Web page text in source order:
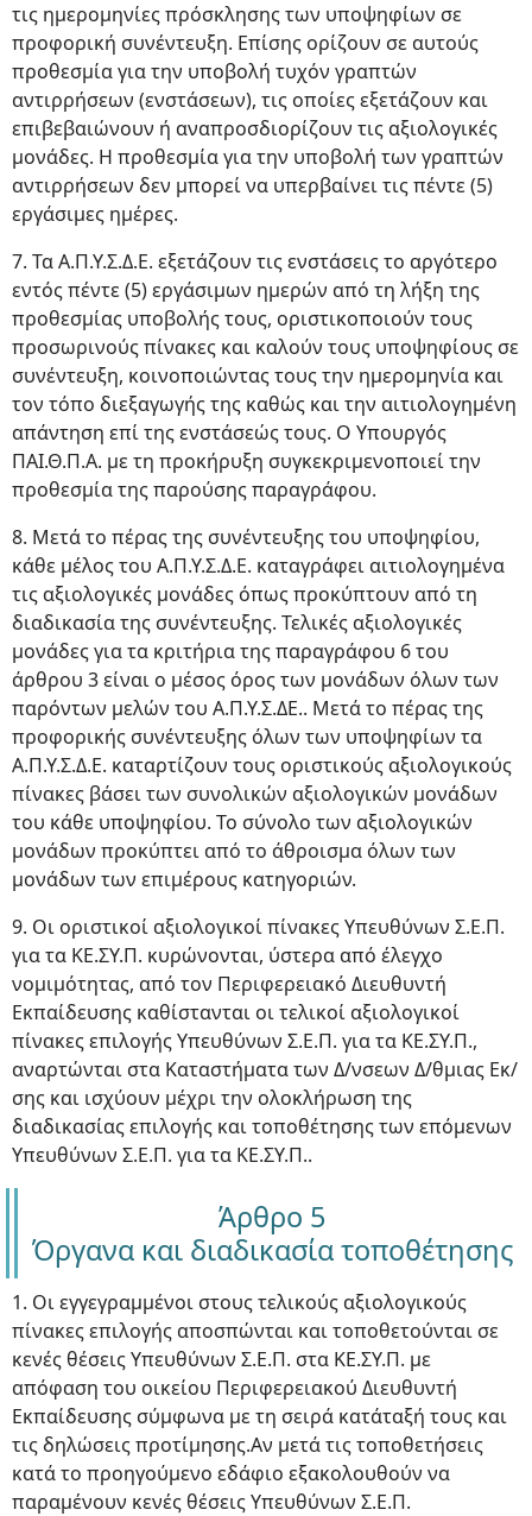
τις ημερομηνίες πρόσκλησης των υποψηφίων σε
προφορική συνέντευξη. Επίσης ορίζουν σε αυτούς
προθεσμία για την υποβολή τυχόν γραπτών
αντιρρήσεων (ενστάσεων), τις οποίες εξετάζουν και
επιβεβαιώνουν ή αναπροσδιορίζουν τις αξιολογικές
μονάδες. Η προθεσμία για την υποβολή των γραπτών
αντιρρήσεων δεν μπορεί να υπερβαίνει τις πέντε (5)
εργάσιμες ημέρες.
7. Τα Α.Π.Υ.Σ.Δ.Ε. εξετάζουν τις ενστάσεις το αργότερο
εντός πέντε (5) εργάσιμων ημερών από τη λήξη της
προθεσμίας υποβολής τους, οριστικοποιούν τους
προσωρινούς πίνακες και καλούν τους υποψηφίους σε
συνέντευξη, κοινοποιώντας τους την ημερομηνία και
τον τόπο διεξαγωγής της καθώς και την αιτιολογημένη
απάντηση επί της ενστάσεώς τους. Ο Υπουργός
ΠΑΙ.Θ.Π.Α. με τη προκήρυξη συγκεκριμενοποιεί την
προθεσμία της παρούσης παραγράφου.
8. Μετά το πέρας της συνέντευξης του υποψηφίου,
κάθε μέλος του Α.Π.Υ.Σ.Δ.Ε. καταγράφει αιτιολογημένα
τις αξιολογικές μονάδες όπως προκύπτουν από τη
διαδικασία της συνέντευξης. Τελικές αξιολογικές
μονάδες για τα κριτήρια της παραγράφου 6 του
άρθρου 3 είναι ο μέσος όρος των μονάδων όλων των
παρόντων μελών του Α.Π.Υ.Σ.ΔΕ.. Μετά το πέρας της
προφορικής συνέντευξης όλων των υποψηφίων τα
Α.Π.Υ.Σ.Δ.Ε. καταρτίζουν τους οριστικούς αξιολογικούς
πίνακες βάσει των συνολικών αξιολογικών μονάδων
του κάθε υποψηφίου. Το σύνολο των αξιολογικών
μονάδων προκύπτει από το άθροισμα όλων των
μονάδων των επιμέρους κατηγοριών.
9. Οι οριστικοί αξιολογικοί πίνακες Υπευθύνων Σ.Ε.Π.
για τα ΚΕ.ΣΥ.Π. κυρώνονται, ύστερα από έλεγχο
νομιμότητας, από τον Περιφερειακό Διευθυντή
Εκπαίδευσης καθίστανται οι τελικοί αξιολογικοί
πίνακες επιλογής Υπευθύνων Σ.Ε.Π. για τα ΚΕ.ΣΥ.Π.,
αναρτώνται στα Καταστήματα των Δ/νσεων Δ/θμιας Εκ/
σης και ισχύουν μέχρι την ολοκλήρωση της
διαδικασίας επιλογής και τοποθέτησης των επόμενων
Υπευθύνων Σ.Ε.Π. για τα ΚΕ.ΣΥ.Π..
Άρθρο 5
Όργανα και διαδικασία τοποθέτησης
1. Οι εγγεγραμμένοι στους τελικούς αξιολογικούς
πίνακες επιλογής αποσπώνται και τοποθετούνται σε
κενές θέσεις Υπευθύνων Σ.Ε.Π. στα ΚΕ.ΣΥ.Π. με
απόφαση του οικείου Περιφερειακού Διευθυντή
Εκπαίδευσης σύμφωνα με τη σειρά κατάταξή τους και
τις δηλώσεις προτίμησης.Αν μετά τις τοποθετήσεις
κατά το προηγούμενο εδάφιο εξακολουθούν να
παραμένουν κενές θέσεις Υπευθύνων Σ.Ε.Π.